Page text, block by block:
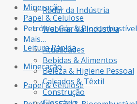
Radar da Indústria
Webinar da Indústria
Leitura Rápida
Mineração
Papel & Celulose
Mineração
Papel & Celulose
Petróleo, Gás & Biocombustível
Mais…
Atualidades
Bebidas & Alimentos
Beleza & Higiene Pessoal
Calçados & Têxtil
Construção